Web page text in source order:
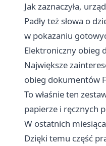
Jak zaznaczyła,
Padły też słowa o
w pokazaniu
Elektroniczny obieg
Największe
obieg dokumentów
To właśnie ten
papierze i ręcznych
W ostatnich
Dzięki temu część